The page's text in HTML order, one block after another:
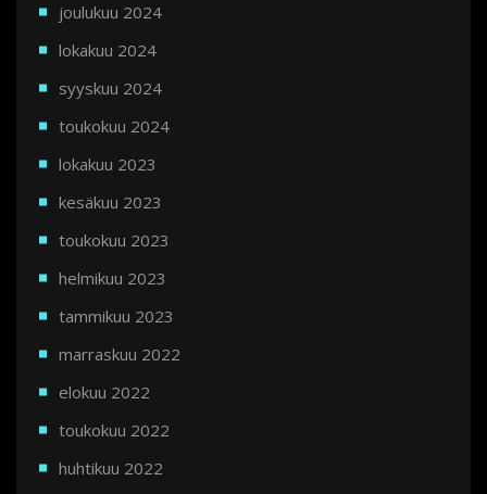
joulukuu 2024
lokakuu 2024
syyskuu 2024
toukokuu 2024
lokakuu 2023
kesäkuu 2023
toukokuu 2023
helmikuu 2023
tammikuu 2023
marraskuu 2022
elokuu 2022
toukokuu 2022
huhtikuu 2022